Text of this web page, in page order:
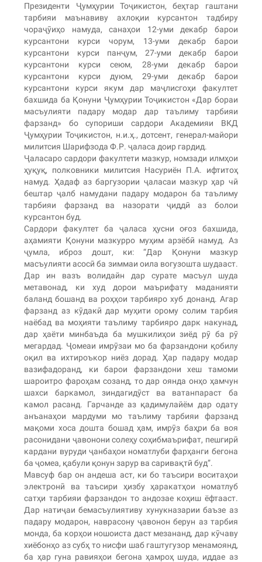
Президенти Ҷумҳурии Тоҷикистон, беҳтар гаштани
тарбияи маънавиву ахлоқии курсантон тадбиру
чораҷӯиҳо намуда, санаҳои 12-уми декабр барои
курсантони курси чорум, 13-уми декабр барои
курсантони курси панҷум, 27-уми декабр барои
курсантони курси сеюм, 28-уми декабр барои
курсантони курси дуюм, 29-уми декабр барои
курсантони курси якум дар маҷлисгоҳи факултет
бахшида ба Қонуни Ҷумҳурии Тоҷикистон «Дар бораи
масъулияти падару модар дар таълиму тарбияи
фарзанд» бо супориши сардори Академияи ВКД
Ҷумҳурии Тоҷикистон, н.и.ҳ., дотсент, генерал-майори
милитсия Шарифзода Ф.Р. ҷаласа доир гардид.
Ҷаласаро сардори факултети мазкур, номзади илмҳои
ҳуқуқ, полковники милитсия Насуриён П.А. ифтитоҳ
намуд. Ҳадаф аз баргузории ҷаласаи мазкур ҳар чӣ
бештар ҷалб намудани падару модарон ба таълиму
тарбияи фарзанд ва назорати ҷиддӣ аз болои
курсантон буд.
Сардори факултет ба ҷаласа ҳусни оғоз бахшида,
аҳамияти Қонуни мазкурро муҳим арзёбӣ намуд. Аз
ҷумла, иброз дошт, ки: “Дар Қонуни мазкур
масъулияти асосӣ ба зиммаи оила вогузошта шудааст.
Дар ин вазъ волидайн дар сурате масъул шуда
метавонад, ки худ дорои маърифату маданияти
баланд бошанд ва роҳҳои тарбияро хуб донанд. Агар
фарзанд аз кӯдакӣ дар муҳити орому солим тарбия
наёбад ва моҳияти таълиму тарбияро дарк накунад,
дар ҳаёти минбаъда ба мушкилиҳои зиёд рӯ ба рӯ
мегардад. Ҷомеаи имрӯзаи мо ба фарзандони қобилу
оқил ва ихтироъкор ниёз дорад. Ҳар падару модар
вазифадоранд, ки барои фарзандони хеш тамоми
шароитро фароҳам созанд, то дар оянда онҳо ҳамчун
шахси баркамол, зиндагидӯст ва ватанпараст ба
камол расанд. Гарчанде аз қадимулайём дар одату
анъанаҳои мардуми мо таълиму тарбияи фарзанд
мақоми хоса дошта бошад ҳам, имрӯз баҳри ба воя
расонидани ҷавонони солеҳу соҳибмаърифат, пешгирӣ
кардани вуруди ҷанбаҳои номатлуби фарҳанги бегона
ба ҷомеа, қабули қонун зарур ва саривақтӣ буд”.
Мавсуф бар он андеша аст, ки бо таъсири воситаҳои
электронӣ ва таъсири ҳизбу ҳаракатҳои номатлуб
сатҳи тарбияи фарзандон то андозае коҳиш ёфтааст.
Дар натиҷаи бемасъулиятиву хунукназарии баъзе аз
падару модарон, наврасону ҷавонон берун аз тарбия
монда, ба корҳои ношоиста даст мезананд, дар кӯчаву
хиёбонҳо аз субҳ то нисфи шаб гаштугузор менамоянд,
ба ҳар гуна равияҳои бегона ҳамроҳ шуда, иддае аз